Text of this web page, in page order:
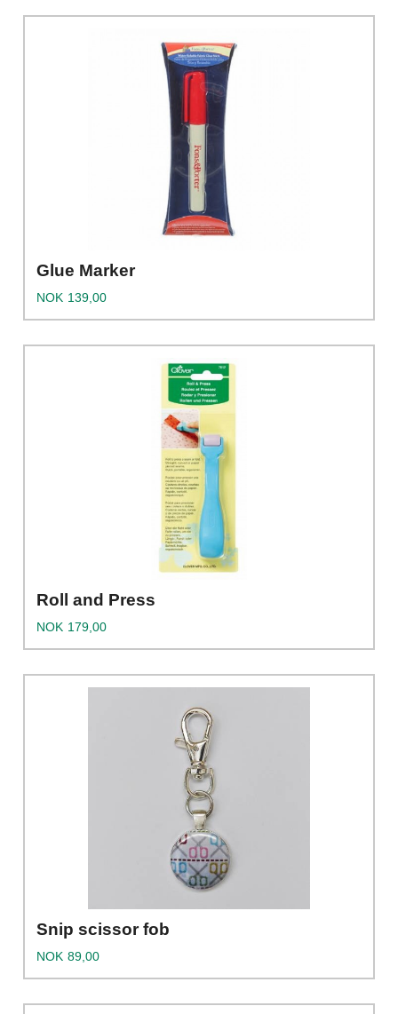
Glue Marker
Pris
NOK 139,00
Roll and Press
Pris
NOK 179,00
Snip scissor fob
Pris
NOK 89,00